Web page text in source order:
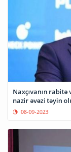
Naxçıvanın
nazir əvəzi təyin
08-09-2023